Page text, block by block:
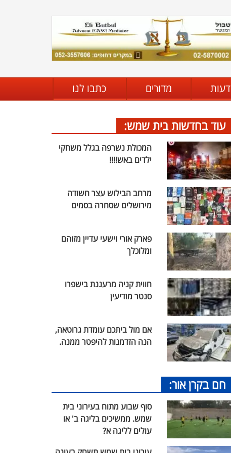
דעות מדורים כתבו לנו
עוד בחדשות בית שמש:
המכולת נשרפה בגלל משחקי
ילדים באש!!!!
מרחב הבילוש עצר חשודה
מירושלים שסחרה בסמים
פארק אורי וישעי עדיין מזוהם
ומלוכלך
חווית קניה מרעננת בישפרו
סנטר מודיעין
אם מול ביתכם עומדת גרוטאה,
הנה הזדמנות להיפטר ממנה.
חם בקרן אור:
סוף שבוע מתוח בעירוני בית
שמש. ממשיכים בליגה ב' או
עולים לליגה א?